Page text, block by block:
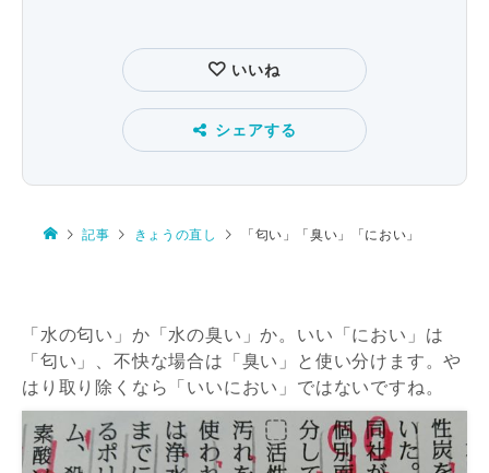
いいね
シェアする
記事 きょうの直し 「匂い」「臭い」「におい」
「水の匂い」か「水の臭い」か。いい「におい」は
「匂い」、不快な場合は「臭い」と使い分けます。や
はり取り除くなら「いいにおい」ではないですね。